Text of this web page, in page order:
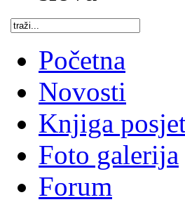
Početna
Novosti
Knjiga
Foto galerija
Forum